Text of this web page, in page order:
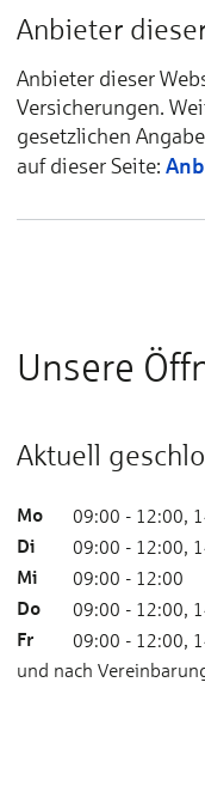
Anbieter
Anbieter dieser
Versicherungen.
gesetzlichen
auf dieser Seite:
Unsere
Aktuell
Mo 09:00 - 12:00,
Di 09:00 - 12:00,
Mi 09:00 - 12:00
Do 09:00 - 12:00,
Fr
09:00 - 12:00,
und nach